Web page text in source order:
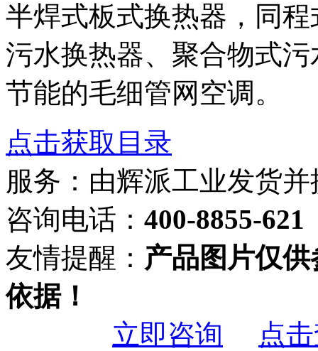
半焊式板式换热器，同
污水换热器、聚合物式
节能的毛细管网空调。
点击获取目录
服务：由辉派工业发货
咨询电话： 400-8855-621
友情提醒： 产品图片仅
依据！
立即咨询
点